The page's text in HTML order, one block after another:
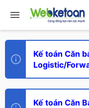
Kế toán Căn
Logistic/
Kế toán Căn